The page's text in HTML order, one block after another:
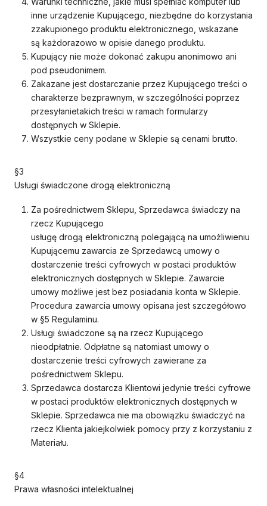
inne urządzenie Kupującego, niezbędne do korzystania
zzakupionego produktu elektronicznego, wskazane
są każdorazowo w opisie danego produktu.
Kupujący nie może dokonać zakupu anonimowo ani
pod pseudonimem.
Zakazane jest dostarczanie przez Kupującego treści o
charakterze bezprawnym, w szczególności poprzez
przesyłanietakich treści w ramach formularzy
dostępnych w Sklepie.
Wszystkie ceny podane w Sklepie są cenami brutto.
§3
Usługi świadczone drogą elektroniczną
Za pośrednictwem Sklepu, Sprzedawca świadczy na
rzecz Kupującego
usługę drogą elektroniczną polegającą na umożliwieniu
Kupującemu zawarcia ze Sprzedawcą umowy o
dostarczenie treści cyfrowych w postaci produktów
elektronicznych dostępnych w Sklepie. Zawarcie
umowy możliwe jest bez posiadania konta w Sklepie.
Procedura zawarcia umowy opisana jest szczegółowo
w §5 Regulaminu.
Usługi świadczone są na rzecz Kupującego
nieodpłatnie. Odpłatne są natomiast umowy o
dostarczenie treści cyfrowych zawierane za
pośrednictwem Sklepu.
Sprzedawca dostarcza Klientowi jedynie treści cyfrowe
w postaci produktów elektronicznych dostępnych w
Sklepie. Sprzedawca nie ma obowiązku świadczyć na
rzecz Klienta jakiejkolwiek pomocy przy z korzystaniu z
Materiału.
§4
Prawa własności intelektualnej